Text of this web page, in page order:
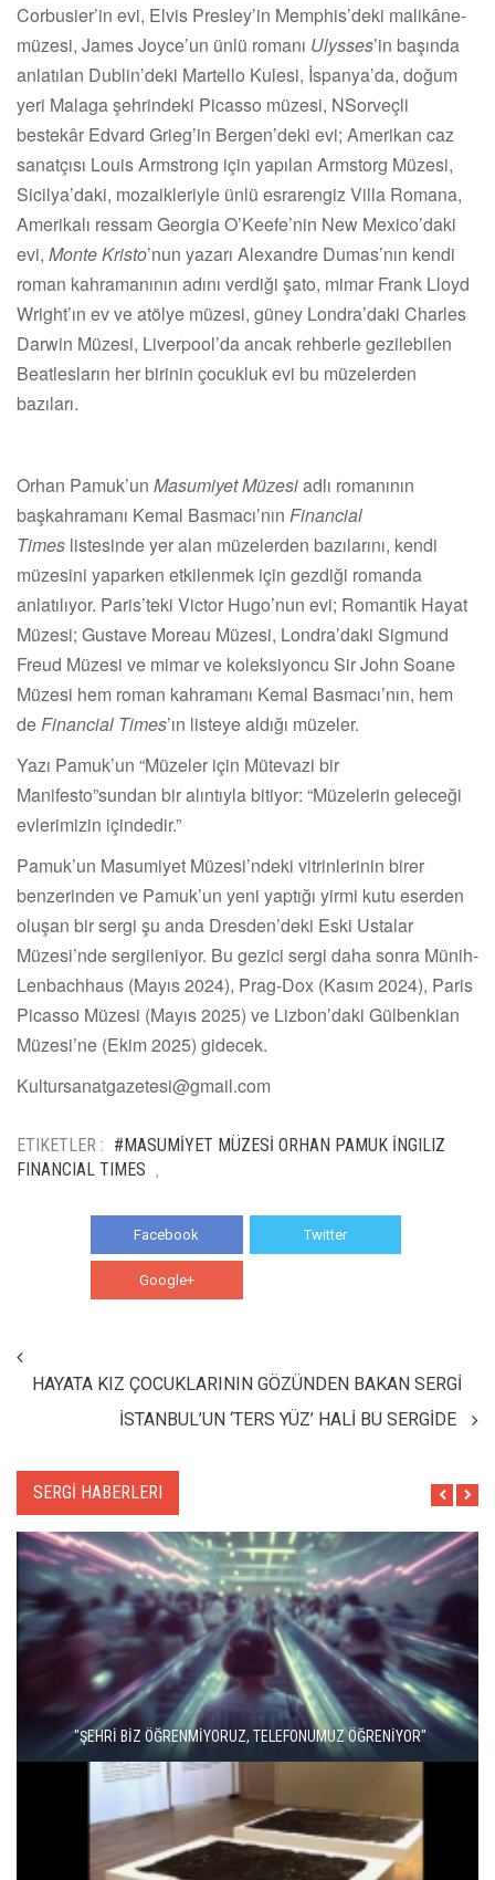
Corbusier’in evi, Elvis Presley’in Memphis’deki malikâne-
müzesi, James Joyce’un ünlü romanı Ulysses’in başında
anlatılan Dublin’deki Martello Kulesi, İspanya’da, doğum
yeri Malaga şehrindeki Picasso müzesi, NSorveçli
bestekâr Edvard Grieg’in Bergen’deki evi; Amerikan caz
sanatçısı Louis Armstrong için yapılan Armstorg Müzesi,
Sicilya’daki, mozaikleriyle ünlü esrarengiz Villa Romana,
Amerikalı ressam Georgia O’Keefe’nin New Mexico’daki
evi, Monte Kristo’nun yazarı Alexandre Dumas’nın kendi
roman kahramanının adını verdiği şato, mimar Frank Lloyd
Wright’ın ev ve atölye müzesi, güney Londra’daki Charles
Darwin Müzesi, Liverpool’da ancak rehberle gezilebilen
Beatlesların her birinin çocukluk evi bu müzelerden
bazıları.
Orhan Pamuk’un Masumiyet Müzesiadlı romanının
başkahramanı Kemal Basmacı’nın Financial
Times listesinde yer alan müzelerden bazılarını, kendi
müzesini yaparken etkilenmek için gezdiği romanda
anlatılıyor. Paris’teki Victor Hugo’nun evi; Romantik Hayat
Müzesi; Gustave Moreau Müzesi, Londra’daki Sigmund
Freud Müzesi ve mimar ve koleksiyoncu Sir John Soane
Müzesi hem roman kahramanı Kemal Basmacı’nın, hem
deFinancial Times’ın listeye aldığı müzeler.
Yazı Pamuk’un “Müzeler için Mütevazi bir
Manifesto”sundan bir alıntıyla bitiyor: “Müzelerin geleceği
evlerimizin içindedir.”
Pamuk’un Masumiyet Müzesi’ndeki vitrinlerinin birer
benzerinden ve Pamuk’un yeni yaptığı yirmi kutu eserden
oluşan bir sergi şu anda Dresden’deki Eski Ustalar
Müzesi’nde sergileniyor. Bu gezici sergi daha sonra Münih-
Lenbachhaus (Mayıs 2024), Prag-Dox (Kasım 2024), Paris
Picasso Müzesi (Mayıs 2025) ve Lizbon’daki Gülbenkian
Müzesi’ne (Ekim 2025) gidecek.
Kultursanatgazetesi@gmail.com
ETIKETLER : #MASUMİYET MÜZESİ ORHAN PAMUK İNGILIZ
FINANCIAL TIMES
Facebook Twitter
Google+
HAYATA KIZ ÇOCUKLARININ GÖZÜNDEN BAKAN SERGİ
İSTANBUL’UN ‘TERS YÜZ’ HALİ BU SERGİDE
SERGİ HABERLERI
"ŞEHRİ BİZ ÖĞRENMİYORUZ, TELEFONUMUZ ÖĞRENİYOR"